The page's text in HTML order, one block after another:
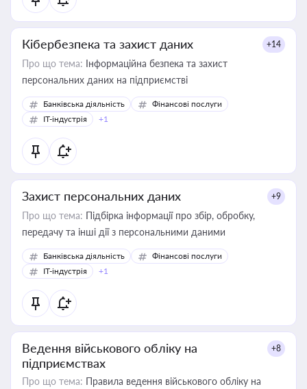
Кібербезпека та захист даних +14
Про що тема: Інформаційна безпека та захист
персональних даних на підприємстві
Банківська діяльність
Фінансові послуги
IT-індустрія
+1
Захист персональних даних +9
Про що тема: Підбірка інформації про збір, обробку,
передачу та інші дії з персональними даними
Банківська діяльність
Фінансові послуги
IT-індустрія
+1
Ведення військового обліку на
підприємствах
+8
Про що тема: Правила ведення військового обліку на